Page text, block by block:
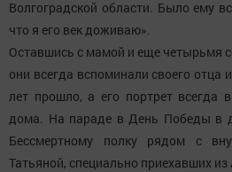
Волгоградской области. Было ему
что я его век доживаю».
Оставшись с мамой и еще четырьмя
они всегда вспоминали своего отца
лет прошло, а его портрет всегда
дома. На параде в День Победы в
Бессмертному полку рядом с
Татьяной, специально приехавших